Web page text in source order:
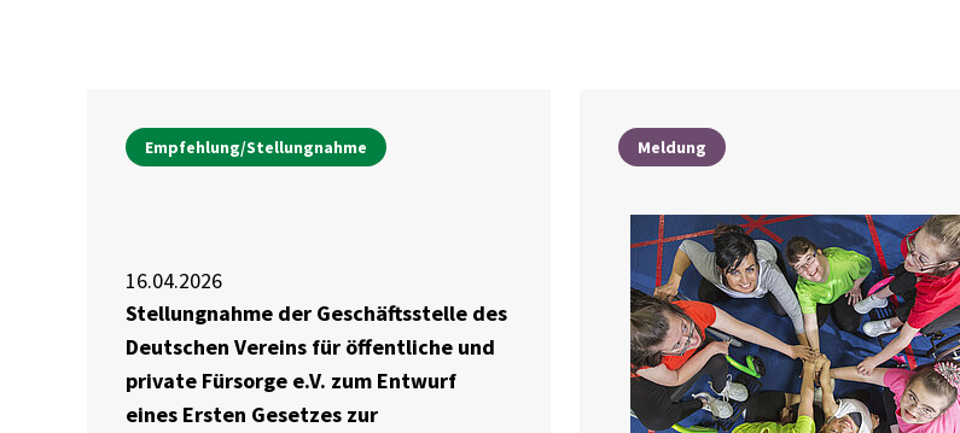
Empfehlung/Stellungnahme
16.04.2026
Stellungnahme der Geschäftsstelle des
Deutschen Vereins für öffentliche und
private Fürsorge e.V. zum Entwurf
eines Ersten Gesetzes zur
Meldung